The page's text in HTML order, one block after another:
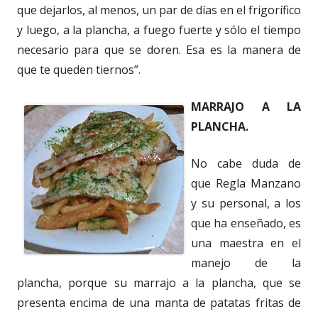
que dejarlos, al menos, un par de días en el frigorífico
y luego, a la plancha, a fuego fuerte y sólo el tiempo
necesario para que se doren. Esa es la manera de
que te queden tiernos”.
MARRAJO A LA
PLANCHA.
No cabe duda de
que Regla Manzano
y su personal, a los
que ha enseñado, es
una maestra en el
manejo de la
plancha, porque su marrajo a la plancha, que se
presenta encima de una manta de patatas fritas de